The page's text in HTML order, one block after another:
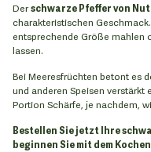
Derschwarze Pfeffer von
charakteristischen
entsprechende Größe mahlen
lassen.
Bei Meeresfrüchten betont es
und anderen Speisen verstärkt
Portion Schärfe, je nachdem,
Bestellen Sie jetzt Ihre
beginnen Sie mit dem